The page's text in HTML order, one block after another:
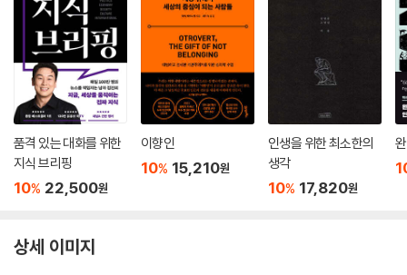
품격 있는 대화를 위한
지식 브리핑
10% 22,500원
이향인
10% 15,210원
인생을 위한 최소한의
생각
10% 17,820원
상세 이미지